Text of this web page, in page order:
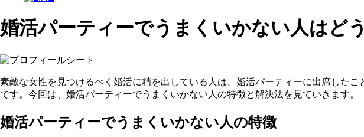
婚活パーティーでうまくいかない人はど
素敵な女性を見つけるべく婚活に精を出している人は、婚活パーティーに出席した
です。今回は、婚活パーティーでうまくいかない人の特徴と解決法を見ていきます。
婚活パーティーでうまくいかない人の特徴